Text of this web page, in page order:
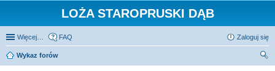
LOŻA STAROPRUSKI DĄB
Więcej… FAQ Zaloguj się
Wykaz forów